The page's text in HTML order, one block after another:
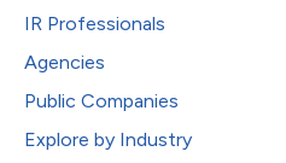
IR Professionals
Agencies
Public Companies
Explore by Industry